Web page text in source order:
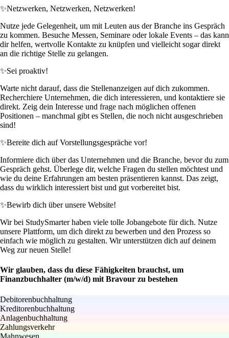
✨Netzwerken, Netzwerken, Netzwerken!
Nutze jede Gelegenheit, um mit Leuten aus der Branche ins Gespräch
zu kommen. Besuche Messen, Seminare oder lokale Events – das kann
dir helfen, wertvolle Kontakte zu knüpfen und vielleicht sogar direkt
an die richtige Stelle zu gelangen.
✨Sei proaktiv!
Warte nicht darauf, dass die Stellenanzeigen auf dich zukommen.
Recherchiere Unternehmen, die dich interessieren, und kontaktiere sie
direkt. Zeig dein Interesse und frage nach möglichen offenen
Positionen – manchmal gibt es Stellen, die noch nicht ausgeschrieben
sind!
✨Bereite dich auf Vorstellungsgespräche vor!
Informiere dich über das Unternehmen und die Branche, bevor du zum
Gespräch gehst. Überlege dir, welche Fragen du stellen möchtest und
wie du deine Erfahrungen am besten präsentieren kannst. Das zeigt,
dass du wirklich interessiert bist und gut vorbereitet bist.
✨Bewirb dich über unsere Website!
Wir bei StudySmarter haben viele tolle Jobangebote für dich. Nutze
unsere Plattform, um dich direkt zu bewerben und den Prozess so
einfach wie möglich zu gestalten. Wir unterstützen dich auf deinem
Weg zur neuen Stelle!
Wir glauben, dass du diese Fähigkeiten brauchst, um
Finanzbuchhalter (m/w/d) mit Bravour zu bestehen
Debitorenbuchhaltung
Kreditorenbuchhaltung
Anlagenbuchhaltung
Zahlungsverkehr
Mahnwesen